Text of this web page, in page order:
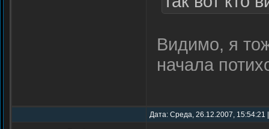
Видимо, я
начала
Дата: Среда, 26.12.2007,